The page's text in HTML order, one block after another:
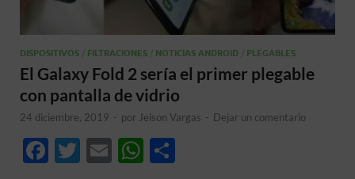
DISPOSITIVOS FILTRACIONES NOTICIAS ANDROID PLEGABLES
El Galaxy Fold 2 sería el primer plegable
con pantalla de vidrio
24 diciembre, 2019 - por Jeison Vargas - Dejar un comentario
F
T
E
W